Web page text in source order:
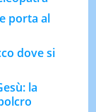
porta al
dove si
la